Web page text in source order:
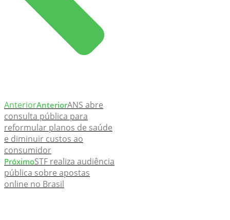
AnteriorAnteriorANS abre
consulta pública para
reformular planos de saúde
e diminuir custos ao
consumidor
PróximoSTF realiza audiência
pública sobre apostas
online no Brasil